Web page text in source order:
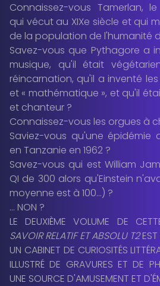
Connaissez-vous Tamerlan,
qui vécut au XIXe siècle et qui
de la population de l'humanité
Savez-vous que Pythagore a
musique, qu'il était
réincarnation, qu'il a inventé
et « mathématique », et qu'il
et chanteur ?
Connaissez-vous les orgues à
Saviez-vous qu'une épidémie
en Tanzanie en 1962 ?
Savez-vous qui est William
QI de 300 alors qu'Einstein
moyenne est à 100…) ?
… NON ?
LE DEUXIÈME VOLUME DE
SAVOIR RELATIF ET ABSOLU T2EST
UN CABINET DE CURIOSITÉS
ILLUSTRÉ DE GRAVURES ET DE
UNE SOURCE D'AMUSEMENT ET